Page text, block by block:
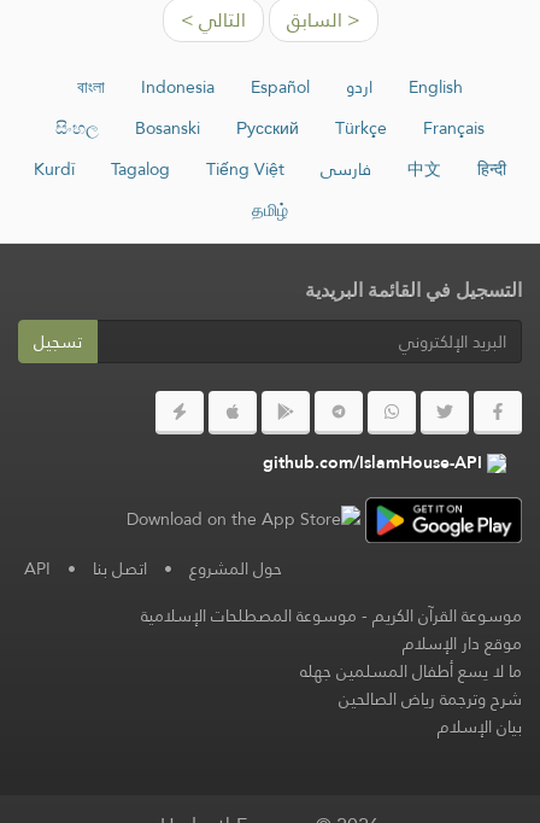
< السابق التالي >
English اردو Español
Indonesia
বাংলা
Français
Türkçe
Русский
Bosanski
සිංහල
हिन्दी
中文 فارسی Tiếng Việt
Tagalog
Kurdî
தமிழ்
التسجيل في القائمة البريدية
تسجيل
github.com/IslamHouse-API
حول المشروع • اتصل بنا •
API
موسوعة القرآن الكريم-موسوعة المصطلحات الإسلامية
موقع دار الإسلام
ما لا يسع أطفال المسلمين جهله
شرح وترجمة رياض الصالحين
بيان الإسلام